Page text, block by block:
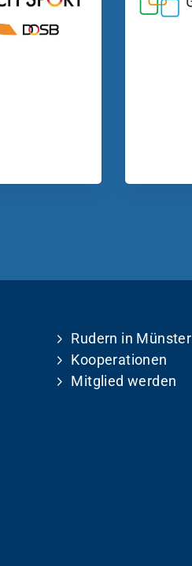
Rudern in Münster
Kooperationen
Mitglied werden